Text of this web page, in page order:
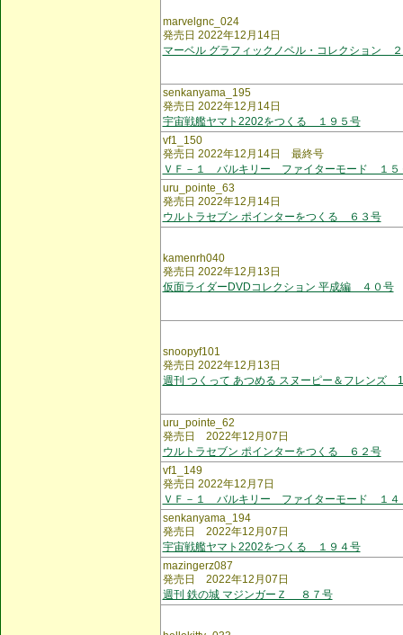
marvelgnc_024
発売日 2022年12月14日
マーベル グラフィックノベル・コレクション
senkanyama_195
発売日 2022年12月14日
宇宙戦艦ヤマト2202をつくる １９５号
vf1_150
発売日 2022年12月14日 最終号
ＶＦ－１ バルキリー ファイターモード １５
uru_pointe_63
発売日 2022年12月14日
ウルトラセブン ポインターをつくる ６３号
kamenrh040
発売日 2022年12月13日
仮面ライダーDVDコレクション 平成編 ４０号
snoopyf101
発売日 2022年12月13日
週刊 つくって あつめる スヌーピー＆フレンズ
uru_pointe_62
発売日 2022年12月07日
ウルトラセブン ポインターをつくる ６２号
vf1_149
発売日 2022年12月7日
ＶＦ－１ バルキリー ファイターモード １４
senkanyama_194
発売日 2022年12月07日
宇宙戦艦ヤマト2202をつくる １９４号
mazingerz087
発売日 2022年12月07日
週刊 鉄の城 マジンガーＺ ８７号